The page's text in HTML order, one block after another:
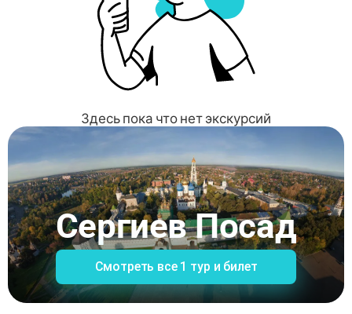
Здесь пока что нет экскурсий
Сергиев Посад
Смотреть все 1 тур и билет